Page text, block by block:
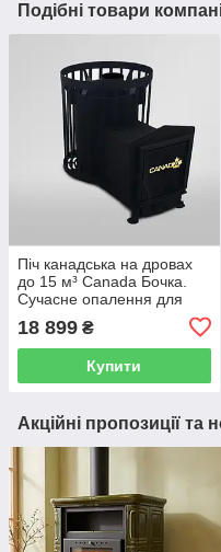
Подібні товари
Піч канадська на дровах
до 15 м³ Canada Бочка.
Сучасне опалення для
лазні з виносом зі сталі 15
кВт
18 899 ₴
Купити
Акційні пропозиції та